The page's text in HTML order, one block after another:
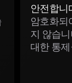
안전합니
암호화되
지 않습
대한 통